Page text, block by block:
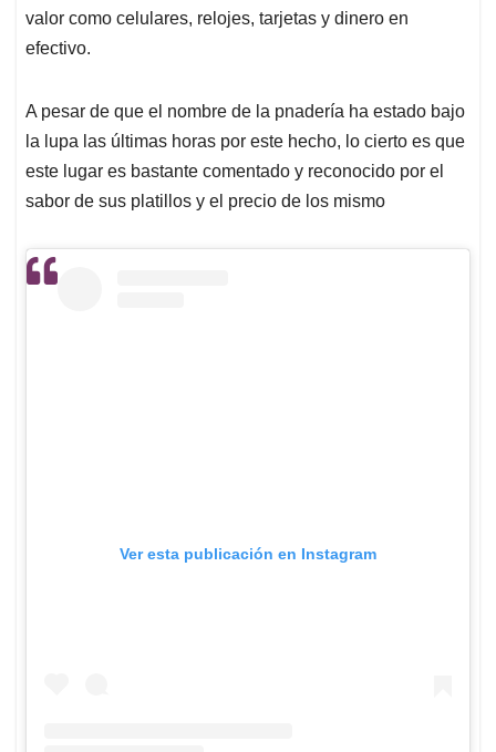
valor como celulares, relojes, tarjetas y dinero en
efectivo.
A pesar de que el nombre de la pnadería ha estado bajo
la lupa las últimas horas por este hecho, lo cierto es que
este lugar es bastante comentado y reconocido por el
sabor de sus platillos y el precio de los mismo
Ver esta publicación en Instagram